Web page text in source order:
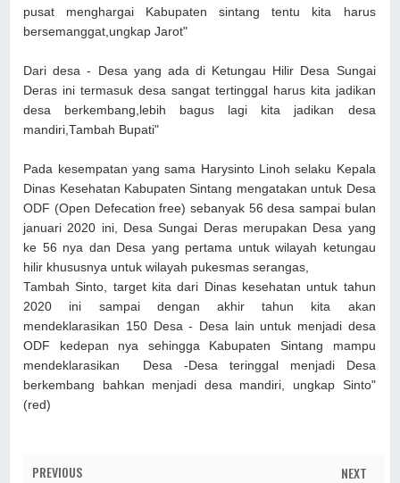
pusat menghargai Kabupaten sintang tentu kita harus
bersemanggat,ungkap Jarot"
Dari desa - Desa yang ada di Ketungau Hilir Desa Sungai
Deras ini termasuk desa sangat tertinggal harus kita jadikan
desa berkembang,lebih bagus lagi kita jadikan desa
mandiri,Tambah Bupati"
Pada kesempatan yang sama Harysinto Linoh selaku Kepala
Dinas Kesehatan Kabupaten Sintang mengatakan untuk Desa
ODF (Open Defecation free) sebanyak 56 desa sampai bulan
januari 2020 ini, Desa Sungai Deras merupakan Desa yang
ke 56 nya dan Desa yang pertama untuk wilayah ketungau
hilir khususnya untuk wilayah pukesmas serangas,
Tambah Sinto, target kita dari Dinas kesehatan untuk tahun
2020 ini sampai dengan akhir tahun kita akan
mendeklarasikan 150 Desa - Desa lain untuk menjadi desa
ODF kedepan nya sehingga Kabupaten Sintang mampu
mendeklarasikan Desa -Desa teringgal menjadi Desa
berkembang bahkan menjadi desa mandiri, ungkap Sinto"
(red)
PREVIOUS NEXT